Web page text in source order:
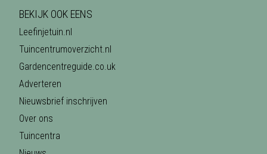
BEKIJK OOK EENS
Leefinjetuin.nl
Tuincentrumoverzicht.nl
Gardencentreguide.co.uk
Adverteren
Nieuwsbrief inschrijven
Over ons
Tuincentra